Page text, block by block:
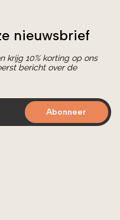
nieuwsbrief
krijg 10% korting op ons
bericht over de
Abonneer